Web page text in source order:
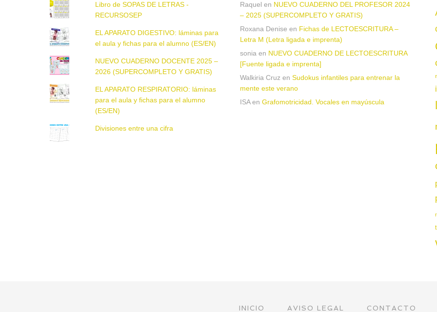
Libro de SOPAS DE LETRAS -
RECURSOSEP
EL APARATO DIGESTIVO: láminas para
el aula y fichas para el alumno (ES/EN)
NUEVO CUADERNO DOCENTE 2025 –
2026 (SUPERCOMPLETO Y GRATIS)
EL APARATO RESPIRATORIO: láminas
para el aula y fichas para el alumno
(ES/EN)
Divisiones entre una cifra
Raquel en NUEVO CUADERNO DEL PROFESOR 2024
– 2025 (SUPERCOMPLETO Y GRATIS)
Roxana Denise en Fichas de LECTOESCRITURA –
Letra M (Letra ligada e imprenta)
sonia en NUEVO CUADERNO DE LECTOESCRITURA
[Fuente ligada e imprenta]
Walkiria Cruz en Sudokus infantiles para entrenar la
mente este verano
ISAen Grafomotricidad. Vocales en mayúscula
INICIO AVISO LEGAL CONTACTO